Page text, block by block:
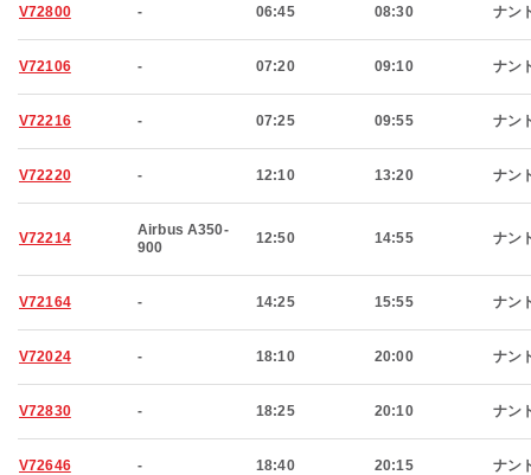
V72800 - 06:45 08:30 ナン
V72106 - 07:20 09:10 ナン
V72216 - 07:25 09:55 ナン
V72220 - 12:10 13:20 ナン
V72214
Airbus A350-
900
12:50 14:55 ナン
V72164 - 14:25 15:55 ナン
V72024 - 18:10 20:00 ナン
V72830 - 18:25 20:10 ナン
V72646 - 18:40 20:15 ナン